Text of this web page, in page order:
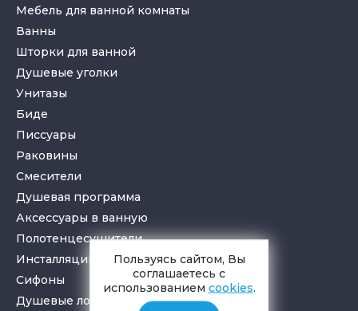
Мебель для ванной комнаты
Ванны
Шторки для ванной
Душевые уголки
Унитазы
Биде
Писсуары
Раковины
Смесители
Душевая программа
Аксессуары в ванную
Полотенцесушители
Инсталляции для санузлов
Cифоны
Душевые лотки
трапы
Пользуясь сайтом, Вы
соглашаетесь с
использованием cookies.